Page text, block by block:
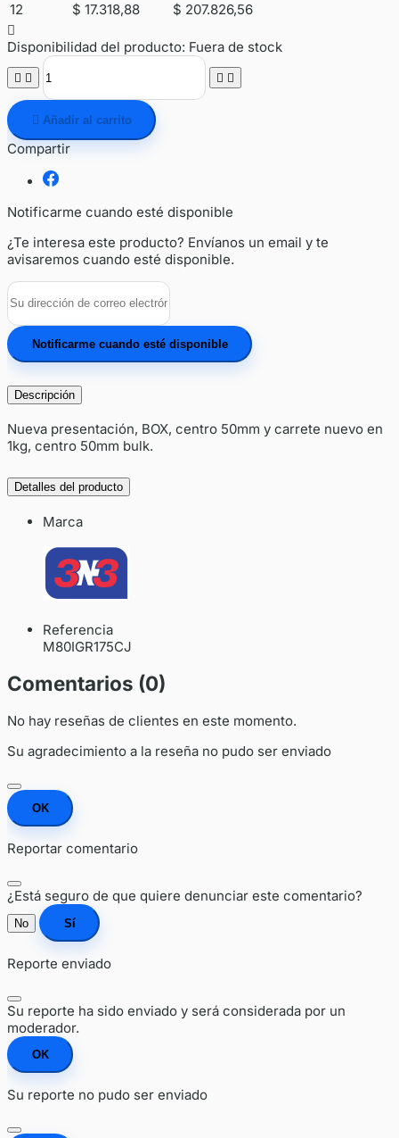
12
$ 17.318,88
$ 207.826,56

Disponibilidad del producto: Fuera de stock
   
 Añadir al carrito
Compartir
Notificarme cuando esté disponible
¿Te interesa este producto? Envíanos un email y te
avisaremos cuando esté disponible.
Notificarme cuando esté disponible
Descripción
Nueva presentación, BOX, centro 50mm y carrete nuevo en
1kg, centro 50mm bulk.
Detalles del producto
Marca
Referencia
M80IGR175CJ
Comentarios (0)
No hay reseñas de clientes en este momento.
Su agradecimiento a la reseña no pudo ser enviado
OK
Reportar comentario
¿Está seguro de que quiere denunciar este comentario?
No Sí
Reporte enviado
Su reporte ha sido enviado y será considerada por un
moderador.
OK
Su reporte no pudo ser enviado